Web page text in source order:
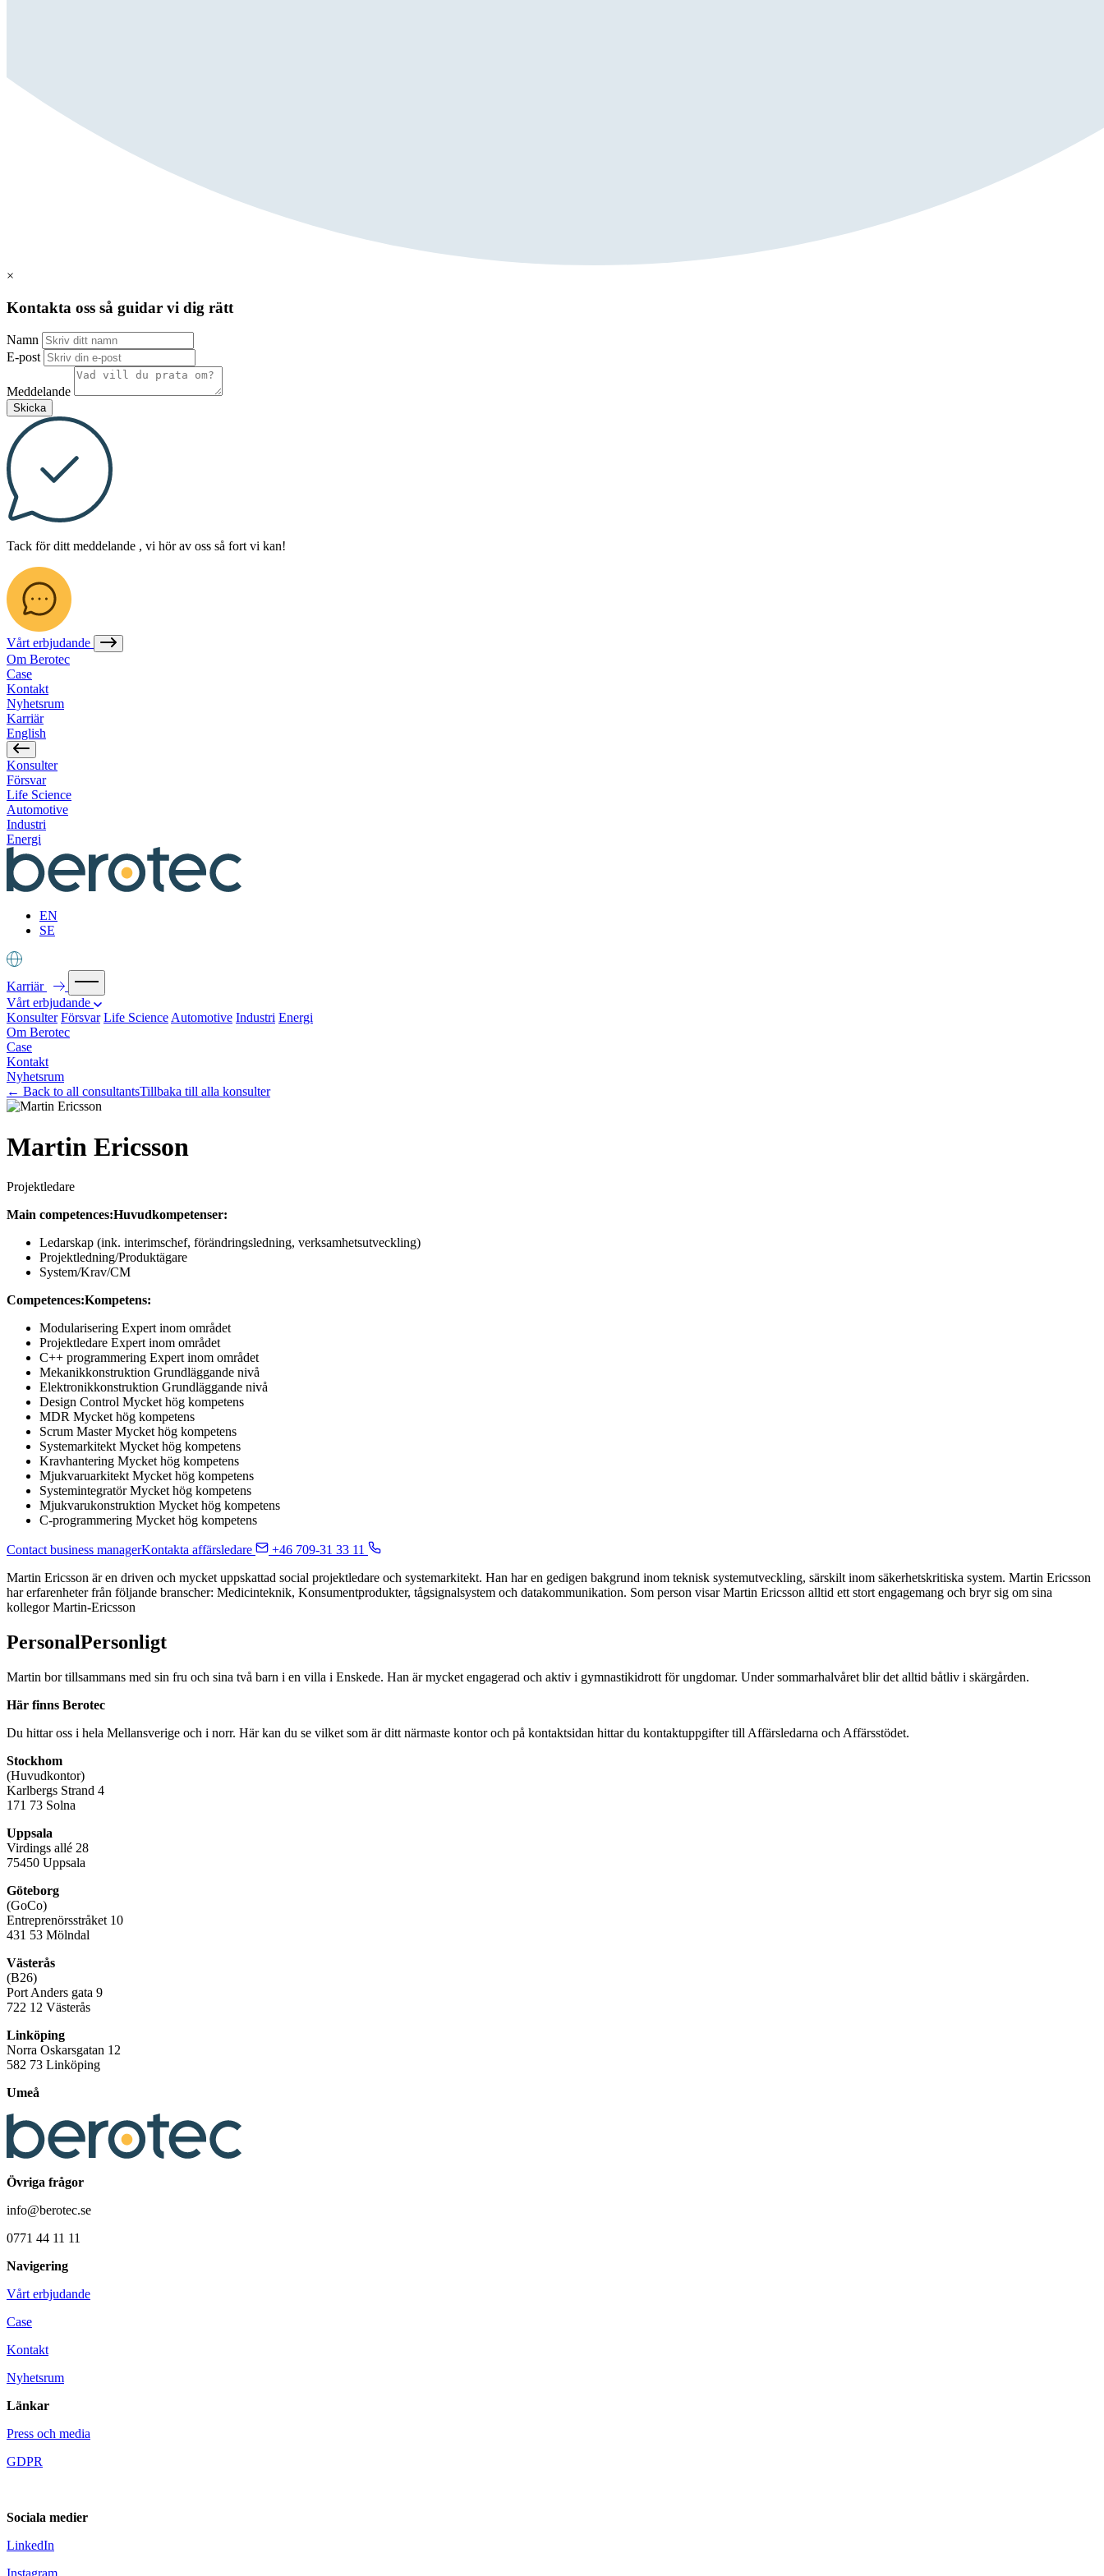
×
Kontakta oss så guidar vi dig rätt
Namn
E-post
Meddelande
Skicka
Tack för ditt meddelande , vi hör av oss så fort vi kan!
Vårt erbjudande
Om Berotec
Case
Kontakt
Nyhetsrum
Karriär
English
Konsulter
Försvar
Life Science
Automotive
Industri
Energi
EN
SE
Karriär
Vårt erbjudande
Konsulter Försvar Life ScienceAutomotive Industri Energi
Om Berotec
Case
Kontakt
Nyhetsrum
← Back to all consultantsTillbaka till alla konsulter
Martin Ericsson
Projektledare
Main competences:Huvudkompetenser:
Ledarskap (ink. interimschef, förändringsledning, verksamhetsutveckling)
Projektledning/Produktägare
System/Krav/CM
Competences:Kompetens:
Modularisering Expert inom området
Projektledare Expert inom området
C++ programmering Expert inom området
Mekanikkonstruktion Grundläggande nivå
Elektronikkonstruktion Grundläggande nivå
Design Control Mycket hög kompetens
MDR Mycket hög kompetens
Scrum Master Mycket hög kompetens
Systemarkitekt Mycket hög kompetens
Kravhantering Mycket hög kompetens
Mjukvaruarkitekt Mycket hög kompetens
Systemintegratör Mycket hög kompetens
Mjukvarukonstruktion Mycket hög kompetens
C-programmering Mycket hög kompetens
Contact business managerKontakta affärsledare
+46 709-31 33 11
Martin Ericsson är en driven och mycket uppskattad social projektledare och systemarkitekt. Han har en gedigen bakgrund inom teknisk systemutveckling, särskilt inom säkerhetskritiska system. Martin Ericsson
har erfarenheter från följande branscher: Medicinteknik, Konsumentprodukter, tågsignalsystem och datakommunikation. Som person visar Martin Ericsson alltid ett stort engagemang och bryr sig om sina
kollegor Martin-Ericsson
PersonalPersonligt
Martin bor tillsammans med sin fru och sina två barn i en villa i Enskede. Han är mycket engagerad och aktiv i gymnastikidrott för ungdomar. Under sommarhalvåret blir det alltid båtliv i skärgården.
Här finns Berotec
Du hittar oss i hela Mellansverige och i norr. Här kan du se vilket som är ditt närmaste kontor och på kontaktsidan hittar du kontaktuppgifter till Affärsledarna och Affärsstödet.
Stockhom
(Huvudkontor)
Karlbergs Strand 4
171 73 Solna
Uppsala
Virdings allé 28
75450 Uppsala
Göteborg
(GoCo)
Entreprenörsstråket 10
431 53 Mölndal
Västerås
(B26)
Port Anders gata 9
722 12 Västerås
Linköping
Norra Oskarsgatan 12
582 73 Linköping
Umeå
Övriga frågor
info@berotec.se
0771 44 11 11
Navigering
Vårt erbjudande
Case
Kontakt
Nyhetsrum
Länkar
Press och media
GDPR
Sociala medier
LinkedIn